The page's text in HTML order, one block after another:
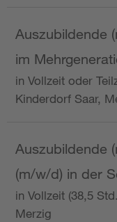
Auszubildende
im
in Vollzeit oder
Kinderdorf Saar,
Auszubildende
(m/w/d) in der
in Vollzeit (38,5
Merzig